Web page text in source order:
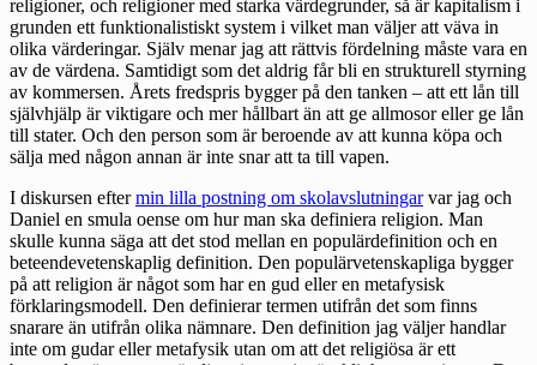
religioner, och religioner med starka värdegrunder, så är kapitalism i
grunden ett funktionalistiskt system i vilket man väljer att väva in
olika värderingar. Själv menar jag att rättvis fördelning måste vara en
av de värdena. Samtidigt som det aldrig får bli en strukturell styrning
av kommersen. Årets fredspris bygger på den tanken – att ett lån till
självhjälp är viktigare och mer hållbart än att ge allmosor eller ge lån
till stater. Och den person som är beroende av att kunna köpa och
sälja med någon annan är inte snar att ta till vapen.
I diskursen eftermin lilla postning om skolavslutningarvar jag och
Daniel en smula oense om hur man ska definiera religion. Man
skulle kunna säga att det stod mellan en populärdefinition och en
beteendevetenskaplig definition. Den populärvetenskapliga bygger
på att religion är något som har en gud eller en metafysisk
förklaringsmodell. Den definierar termen utifrån det som finns
snarare än utifrån olika nämnare. Den definition jag väljer handlar
inte om gudar eller metafysik utan om att det religiösa är ett